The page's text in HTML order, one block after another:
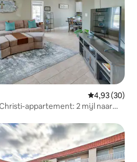
Gemiddelde
4,93 (30)
appartement: 2 mijl naar